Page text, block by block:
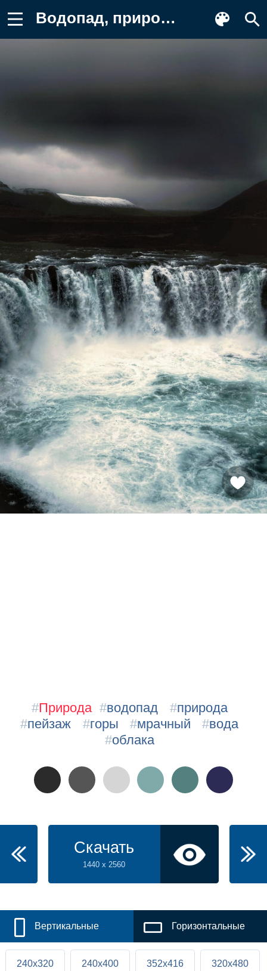
Водопад, природа, пейзаж, горы Картинка
#Природа #водопад #природа
#пейзаж #горы #мрачный #вода
#облака
Скачать
1440 x 2560
Вертикальные Горизонтальные
240x320 240x400 352x416 320x480